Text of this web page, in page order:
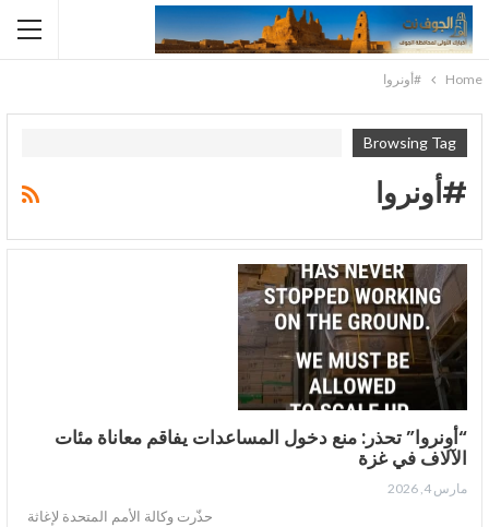
Home #أونروا
Browsing Tag
#أونروا
“أونروا” تحذر: منع دخول المساعدات يفاقم معاناة مئات
الآلاف في غزة
مارس 4, 2026
حذّرت وكالة الأمم المتحدة لإغاثة